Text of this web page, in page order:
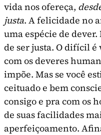
vida nos ofereça,
justa. A felicidade no
uma espécie de
de ser justa. O difícil
com os deveres
impõe. Mas se você
ceituado e bem
con­sigo e pra com os
de suas facilidades
aperfeiçoamen­to.